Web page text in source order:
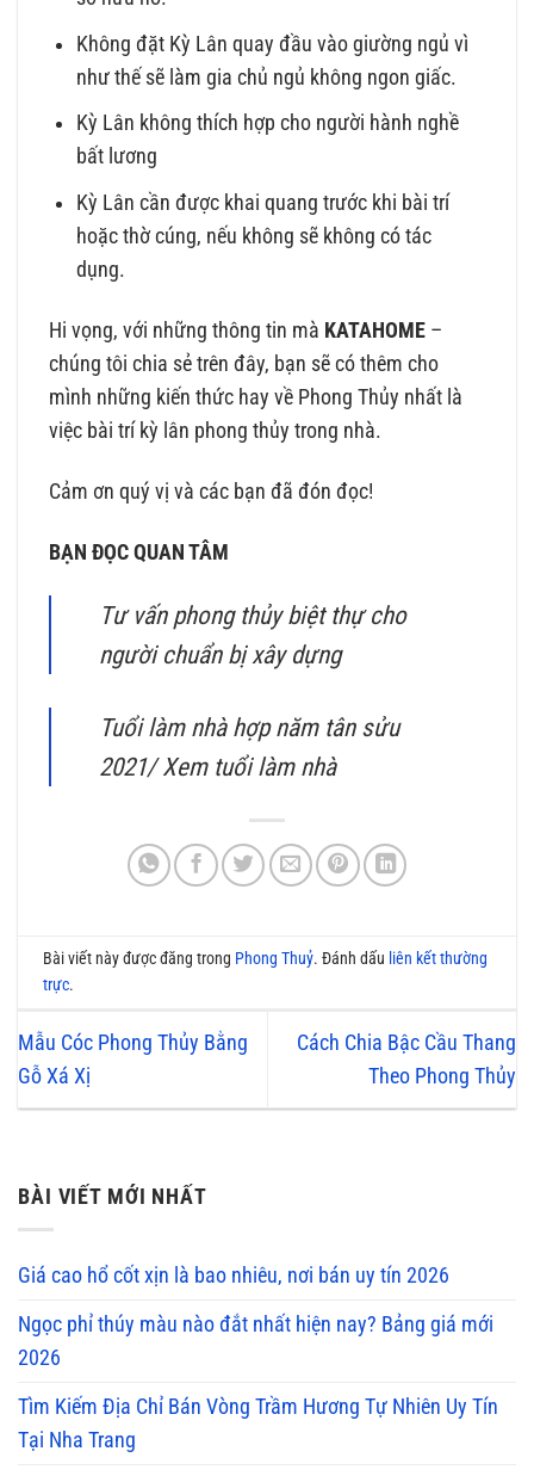
Không đặt Kỳ Lân quay đầu vào giường ngủ vì
như thế sẽ làm gia chủ ngủ không ngon giấc.
Kỳ Lân không thích hợp cho người hành nghề
bất lương
Kỳ Lân cần được khai quang trước khi bài trí
hoặc thờ cúng, nếu không sẽ không có tác
dụng.
Hi vọng, với những thông tin mà KATAHOME –
chúng tôi chia sẻ trên đây, bạn sẽ có thêm cho
mình những kiến thức hay về Phong Thủy nhất là
việc bài trí kỳ lân phong thủy trong nhà.
Cảm ơn quý vị và các bạn đã đón đọc!
BẠN ĐỌC QUAN TÂM
Tư vấn phong thủy biệt thự cho
người chuẩn bị xây dựng
Tuổi làm nhà hợp năm tân sửu
2021/ Xem tuổi làm nhà
Bài viết này được đăng trong Phong Thuỷ. Đánh dấu liên kết thường
trực.
Mẫu Cóc Phong Thủy Bằng
Gỗ Xá Xị
Cách Chia Bậc Cầu Thang
Theo Phong Thủy
BÀI VIẾT MỚI NHẤT
Giá cao hổ cốt xịn là bao nhiêu, nơi bán uy tín 2026
Ngọc phỉ thúy màu nào đắt nhất hiện nay? Bảng giá mới
2026
Tìm Kiếm Địa Chỉ Bán Vòng Trầm Hương Tự Nhiên Uy Tín
Tại Nha Trang